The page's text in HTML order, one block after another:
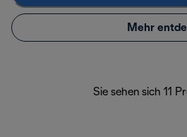
Mehr
Sie sehen sich 11